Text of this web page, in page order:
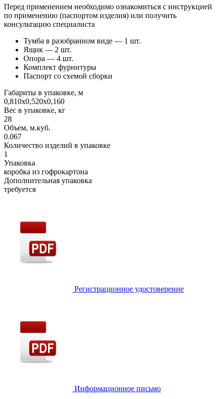
Перед применением необходимо ознакомиться с инструкцией
по применению (паспортом изделия) или получить
консультацию специалиста
Тумба в разобранном виде — 1 шт.
Ящик — 2 шт.
Опора — 4 шт.
Комплект фурнитуры
Паспорт со схемой сборки
Габариты в упаковке, м
0,810х0,520х0,160
Вес в упаковке, кг
28
Объем, м.куб.
0.067
Количество изделий в упаковке
1
Упаковка
коробка из гофрокартона
Дополнительная упаковка
требуется
Регистрационное удостоверение
Информационное письмо